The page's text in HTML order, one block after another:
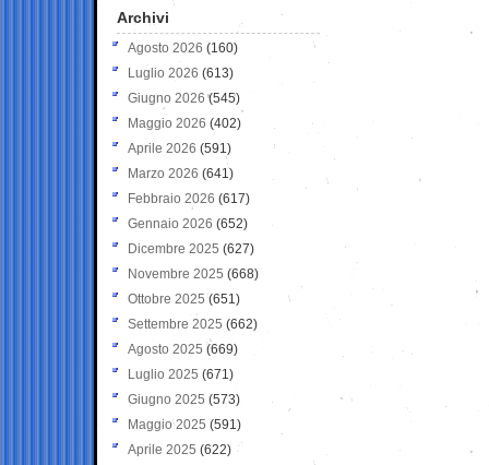
Archivi
Agosto 2026 (160)
Luglio 2026 (613)
Giugno 2026 (545)
Maggio 2026 (402)
Aprile 2026 (591)
Marzo 2026 (641)
Febbraio 2026 (617)
Gennaio 2026 (652)
Dicembre 2025 (627)
Novembre 2025 (668)
Ottobre 2025 (651)
Settembre 2025 (662)
Agosto 2025 (669)
Luglio 2025 (671)
Giugno 2025 (573)
Maggio 2025 (591)
Aprile 2025 (622)